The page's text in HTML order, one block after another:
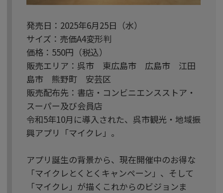
発売日：2025年6月25日（水）
サイズ：売価A4変形判
価格：550円（税込）
販売エリア：呉市 東広島市 広島市 江田
島市 熊野町 安芸区
販売配布先：書店・コンビニエンスストア・
スーパー及び会員店
令和5年10月に導入された、呉市観光・地域振
興アプリ「マイクレ」。
アプリ誕生の背景から、現在開催中のお得な
「マイクレとくとくキャンペーン」、そして
「マイクレ」が描くこれからのビジョンま